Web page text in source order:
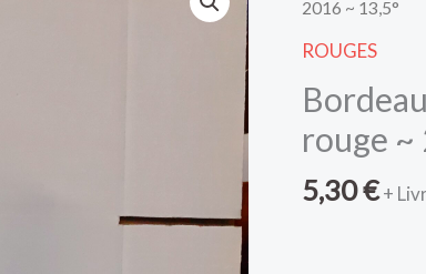
2016 ~ 13,5°
ROUGES
rouge ~
5,30€+
de
Château
~
Supérieur